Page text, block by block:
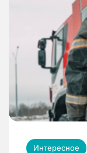
Интересное